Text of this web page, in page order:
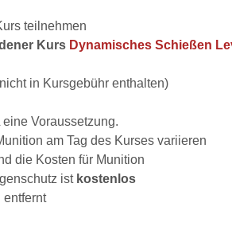
teilnehmen
Kurs Dynamisches Schießen
in Kursgebühr enthalten)
Voraussetzung.
am Tag des Kurses variieren
die Kosten für Munition
ist kostenlos
entfernt